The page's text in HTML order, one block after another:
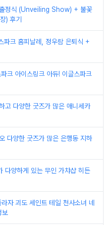
정식 (Unveiling Show) + 불꽃
) 후기
크 홈피날레, 정우람 은퇴식 +
크 아이스링크 아듀! 이글스파크
고 다양한 굿즈가 많은 애니세카
다양한 굿즈가 많은 은행동 지하
다양하게 있는 무인 가챠샵 히든
자 괴도 세인트 테일 천사소녀 네
보